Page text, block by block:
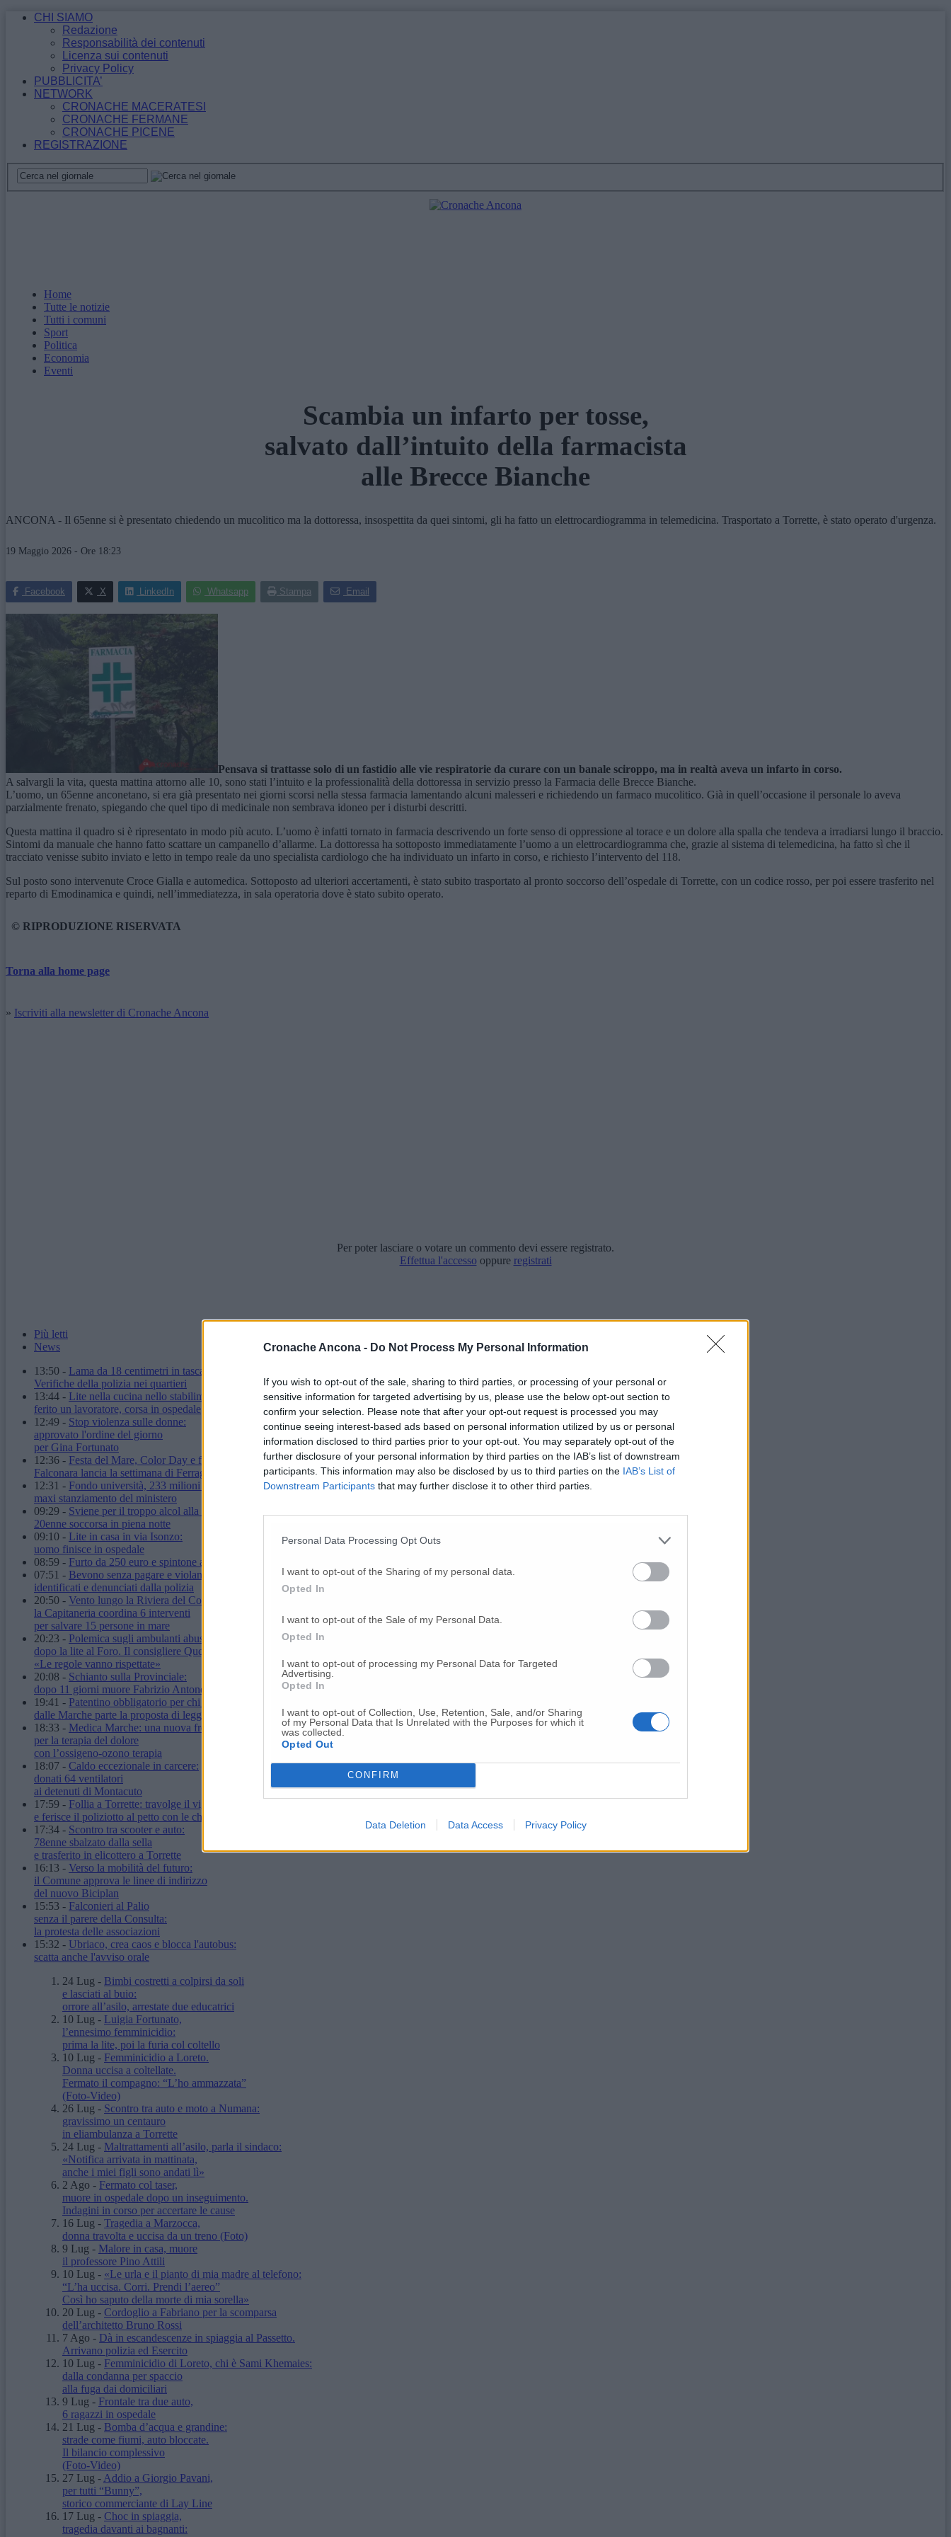
Cronache Ancona - Do Not Process My Personal Information
If you wish to opt-out of the sale, sharing to third parties, or processing of your personal or
sensitive information for targeted advertising by us, please use the below opt-out section to
confirm your selection. Please note that after your opt-out request is processed you may
continue seeing interest-based ads based on personal information utilized by us or personal
information disclosed to third parties prior to your opt-out. You may separately opt-out of the
further disclosure of your personal information by third parties on the IAB’s list of downstream
participants. This information may also be disclosed by us to third parties on the IAB’s List of
Downstream Participants that may further disclose it to other third parties.
Personal Data Processing Opt Outs
I want to opt-out of the Sharing of my personal data.
Opted In
I want to opt-out of the Sale of my Personal Data.
Opted In
I want to opt-out of processing my Personal Data for Targeted
Advertising.
Opted In
I want to opt-out of Collection, Use, Retention, Sale, and/or Sharing
of my Personal Data that Is Unrelated with the Purposes for which it
was collected.
Opted Out
CONFIRM
Data Deletion Data Access Privacy Policy
CHI SIAMO
Redazione
Responsabilità dei contenuti
Licenza sui contenuti
Privacy Policy
PUBBLICITA’
NETWORK
CRONACHE MACERATESI
CRONACHE FERMANE
CRONACHE PICENE
REGISTRAZIONE
Home
Tutte le notizie
Tutti i comuni
Sport
Politica
Economia
Eventi
Scambia un infarto per tosse,
salvato dall’intuito della farmacista
alle Brecce Bianche
ANCONA - Il 65enne si è presentato chiedendo un mucolitico ma la dottoressa, insospettita da quei sintomi, gli ha fatto un elettrocardiogramma in telemedicina. Trasportato a Torrette, è stato operato d'urgenza.
19 Maggio 2026 - Ore 18:23
Facebook X LinkedIn Whatsapp Stampa Email
Pensava si trattasse solo di un fastidio alle vie respiratorie da curare con un banale sciroppo, ma in realtà aveva un infarto in corso.
A salvargli la vita, questa mattina attorno alle 10, sono stati l’intuito e la professionalità della dottoressa in servizio presso la Farmacia delle Brecce Bianche.
L’uomo, un 65enne anconetano, si era già presentato nei giorni scorsi nella stessa farmacia lamentando alcuni malesseri e richiedendo un farmaco mucolitico. Già in quell’occasione il personale lo aveva
parzialmente frenato, spiegando che quel tipo di medicinale non sembrava idoneo per i disturbi descritti.
Questa mattina il quadro si è ripresentato in modo più acuto. L’uomo è infatti tornato in farmacia descrivendo un forte senso di oppressione al torace e un dolore alla spalla che tendeva a irradiarsi lungo il braccio.
Sintomi da manuale che hanno fatto scattare un campanello d’allarme. La dottoressa ha sottoposto immediatamente l’uomo a un elettrocardiogramma che, grazie al sistema di telemedicina, ha fatto sì che il
tracciato venisse subito inviato e letto in tempo reale da uno specialista cardiologo che ha individuato un infarto in corso, e richiesto l’intervento del 118.
Sul posto sono intervenute Croce Gialla e automedica. Sottoposto ad ulteriori accertamenti, è stato subito trasportato al pronto soccorso dell’ospedale di Torrette, con un codice rosso, per poi essere trasferito nel
reparto di Emodinamica e quindi, nell’immediatezza, in sala operatoria dove è stato subito operato.
© RIPRODUZIONE RISERVATA
Torna alla home page
» Iscriviti alla newsletter di Cronache Ancona
Per poter lasciare o votare un commento devi essere registrato.
Effettua l'accesso oppure registrati
Più letti
News
13:50 - Lama da 18 centimetri in tasca: denunciato.
Verifiche della polizia nei quartieri
13:44 - Lite nella cucina nello stabilimento:
ferito un lavoratore, corsa in ospedale
12:49 - Stop violenza sulle donne:
approvato l'ordine del giorno
per Gina Fortunato
12:36 - Festa del Mare, Color Day e fuochi d'artificio:
Falconara lancia la settimana di Ferragosto
12:31 - Fondo università, 233 milioni alle Marche:
maxi stanziamento del ministero
09:29 - Sviene per il troppo alcol alla stazione:
20enne soccorsa in piena notte
09:10 - Lite in casa in via Isonzo:
uomo finisce in ospedale
08:59 - Furto da 250 euro e spintone al vigilante: carabinieri arrestano i due ladri
07:51 - Bevono senza pagare e violano il daspo urbano:
identificati e denunciati dalla polizia
20:50 - Vento lungo la Riviera del Conero:
la Capitaneria coordina 6 interventi
per salvare 15 persone in mare
20:23 - Polemica sugli ambulanti abusivi
dopo la lite al Foro. Il consigliere Quqqass:
«Le regole vanno rispettate»
20:08 - Schianto sulla Provinciale:
dopo 11 giorni muore Fabrizio Antonelli
19:41 - Patentino obbligatorio per chi ha un cane:
dalle Marche parte la proposta di legge
18:33 - Medica Marche: una nuova frontiera
per la terapia del dolore
con l’ossigeno-ozono terapia
18:07 - Caldo eccezionale in carcere:
donati 64 ventilatori
ai detenuti di Montacuto
17:59 - Follia a Torrette: travolge il vigilante
e ferisce il poliziotto al petto con le chiavi
17:34 - Scontro tra scooter e auto:
78enne sbalzato dalla sella
e trasferito in elicottero a Torrette
16:13 - Verso la mobilità del futuro:
il Comune approva le linee di indirizzo
del nuovo Biciplan
15:53 - Falconieri al Palio
senza il parere della Consulta:
la protesta delle associazioni
15:32 - Ubriaco, crea caos e blocca l'autobus:
scatta anche l'avviso orale
24 Lug - Bimbi costretti a colpirsi da soli
e lasciati al buio:
orrore all’asilo, arrestate due educatrici
10 Lug - Luigia Fortunato,
l’ennesimo femminicidio:
prima la lite, poi la furia col coltello
10 Lug - Femminicidio a Loreto.
Donna uccisa a coltellate.
Fermato il compagno: “L’ho ammazzata”
(Foto-Video)
26 Lug - Scontro tra auto e moto a Numana:
gravissimo un centauro
in eliambulanza a Torrette
24 Lug - Maltrattamenti all’asilo, parla il sindaco:
«Notifica arrivata in mattinata,
anche i miei figli sono andati lì»
2 Ago - Fermato col taser,
muore in ospedale dopo un inseguimento.
Indagini in corso per accertare le cause
16 Lug - Tragedia a Marzocca,
donna travolta e uccisa da un treno (Foto)
9 Lug - Malore in casa, muore
il professore Pino Attili
10 Lug - «Le urla e il pianto di mia madre al telefono:
“L’ha uccisa. Corri. Prendi l’aereo”
Così ho saputo della morte di mia sorella»
20 Lug - Cordoglio a Fabriano per la scomparsa
dell’architetto Bruno Rossi
7 Ago - Dà in escandescenze in spiaggia al Passetto.
Arrivano polizia ed Esercito
10 Lug - Femminicidio di Loreto, chi è Sami Khemaies:
dalla condanna per spaccio
alla fuga dai domiciliari
9 Lug - Frontale tra due auto,
6 ragazzi in ospedale
21 Lug - Bomba d’acqua e grandine:
strade come fiumi, auto bloccate.
Il bilancio complessivo
(Foto-Video)
27 Lug - Addio a Giorgio Pavani,
per tutti “Bunny”,
storico commerciante di Lay Line
17 Lug - Choc in spiaggia,
tragedia davanti ai bagnanti: